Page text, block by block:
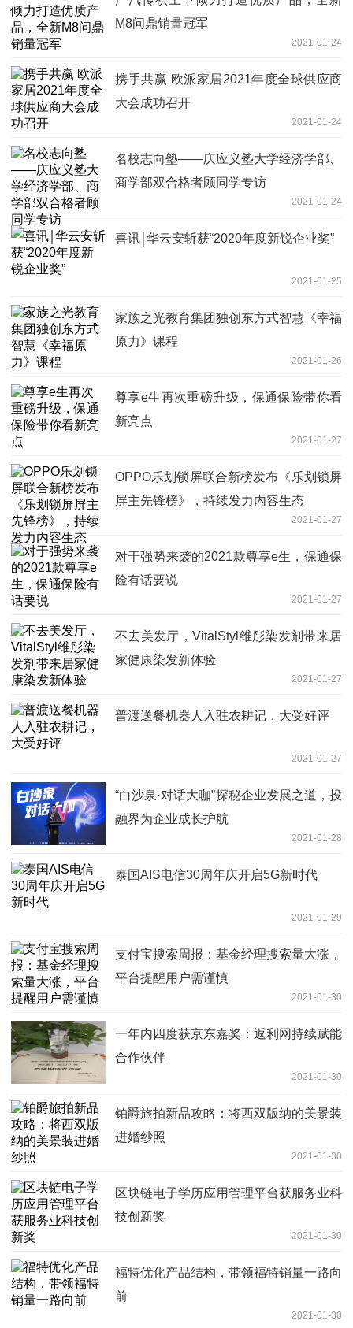
M8问鼎销量冠军
2021-01-24
携手共赢 欧派家居2021年度全球供应商
大会成功召开
2021-01-24
名校志向塾——庆应义塾大学经济学部、
商学部双合格者顾同学专访
2021-01-24
喜讯￨华云安斩获“2020年度新锐企业奖”
2021-01-25
家族之光教育集团独创东方式智慧《幸福
原力》课程
2021-01-26
尊享e生再次重磅升级，保通保险带你看
新亮点
2021-01-27
OPPO乐划锁屏联合新榜发布《乐划锁屏
屏主先锋榜》，持续发力内容生态
2021-01-27
对于强势来袭的2021款尊享e生，保通保
险有话要说
2021-01-27
不去美发厅，VitalStyl维彤染发剂带来居
家健康染发新体验
2021-01-27
普渡送餐机器人入驻农耕记，大受好评
2021-01-27
“白沙泉·对话大咖”探秘企业发展之道，投
融界为企业成长护航
2021-01-28
泰国AIS电信30周年庆开启5G新时代
2021-01-29
支付宝搜索周报：基金经理搜索量大涨，
平台提醒用户需谨慎
2021-01-30
一年内四度获京东嘉奖：返利网持续赋能
合作伙伴
2021-01-30
铂爵旅拍新品攻略：将西双版纳的美景装
进婚纱照
2021-01-30
区块链电子学历应用管理平台获服务业科
技创新奖
2021-01-30
福特优化产品结构，带领福特销量一路向
前
2021-01-30